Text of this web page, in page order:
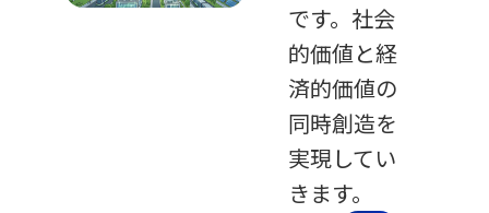
です。社会
的価値と経
済的価値の
同時創造を
実現してい
きます。